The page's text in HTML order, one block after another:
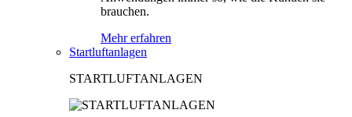
brauchen.
Mehr erfahren
Startluftanlagen
STARTLUFTANLAGEN